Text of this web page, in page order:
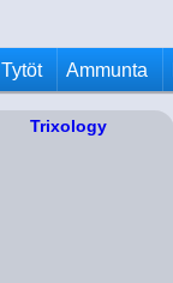
Tytöt Ammunta